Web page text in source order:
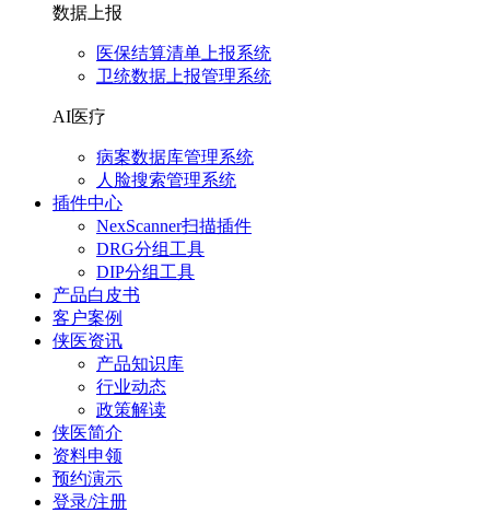
数据上报
医保结算清单上报系统
卫统数据上报管理系统
AI医疗
病案数据库管理系统
人脸搜索管理系统
插件中心
NexScanner扫描插件
DRG分组工具
DIP分组工具
产品白皮书
客户案例
侠医资讯
产品知识库
行业动态
政策解读
侠医简介
资料申领
预约演示
登录/注册